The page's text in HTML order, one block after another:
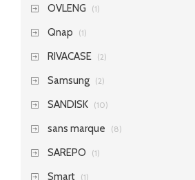
OVLENG (1)
Qnap (1)
RIVACASE (2)
Samsung (2)
SANDISK (10)
sans marque (8)
SAREPO (1)
Smart (1)